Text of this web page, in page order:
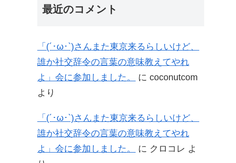
最近のコメント
「(´･ω･`)さんまた東京来るらしいけど、
誰か社交辞令の言葉の意味教えてやれ
よ」会に参加しました。
に coconutcom
より
「(´･ω･`)さんまた東京来るらしいけど、
誰か社交辞令の言葉の意味教えてやれ
よ」会に参加しました。
に クロコレ よ